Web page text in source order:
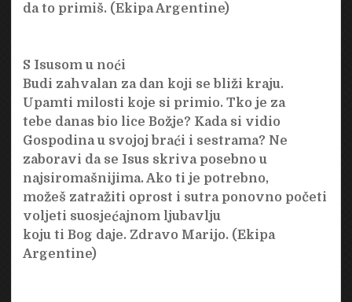
da to primiš. (Ekipa Argentine)
S Isusom u noći
Budi zahvalan za dan koji se bliži kraju.
Upamti milosti koje si primio. Tko je za
tebe danas bio lice Božje? Kada si vidio
Gospodina u svojoj braći i sestrama? Ne
zaboravi da se Isus skriva posebno u
najsiromašnijima. Ako ti je potrebno,
možeš zatražiti oprost i sutra ponovno početi
voljeti suosjećajnom ljubavlju
koju ti Bog daje. Zdravo Marijo. (Ekipa
Argentine)